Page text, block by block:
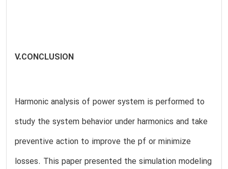
V.CONCLUSION
Harmonic analysis of power system is performed to
study the system behavior under harmonics and take
preventive action to improve the pf or minimize
losses. This paper presented the simulation modeling